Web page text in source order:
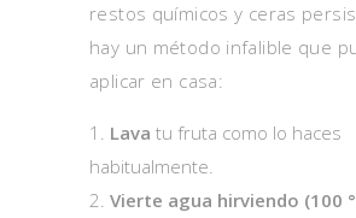
restos químicos y ceras
hay un método infalible que
aplicar en casa:
Lava tu fruta como lo haces
habitualmente.
Vierte agua hirviendo (100